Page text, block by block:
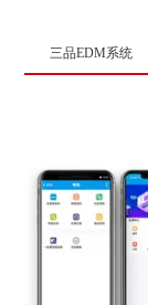
三品EDM系统